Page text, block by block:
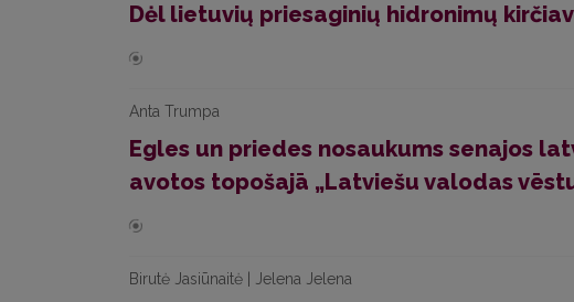
Dėl lietuvių priesaginių hidronimų
Anta Trumpa
Egles un priedes nosaukums senajos
avotos topošajā „Latviešu valodas
Birutė Jasiūnaitė | Jelena Jelena